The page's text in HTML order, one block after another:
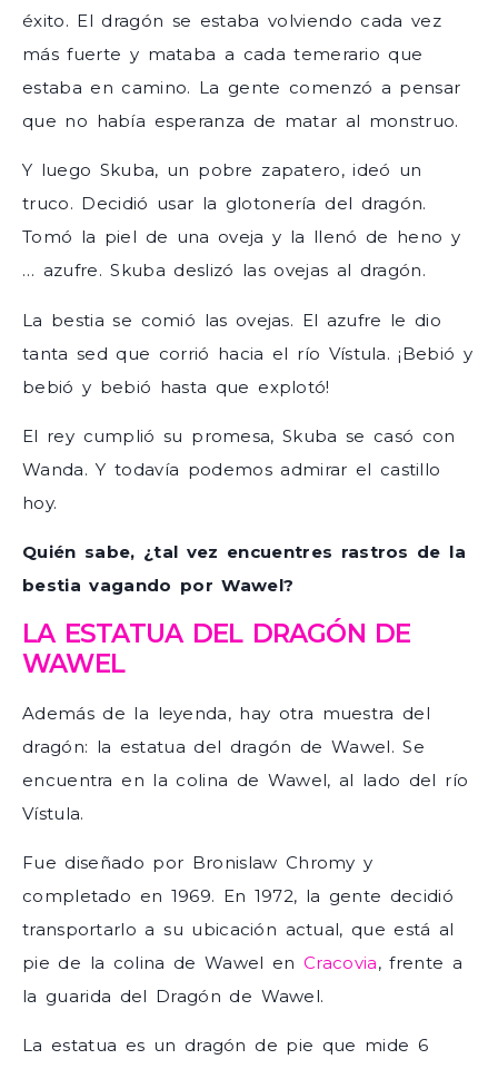
éxito. El dragón se estaba volviendo cada vez
más fuerte y mataba a cada temerario que
estaba en camino. La gente comenzó a pensar
que no había esperanza de matar al monstruo.
Y luego Skuba, un pobre zapatero, ideó un
truco. Decidió usar la glotonería del dragón.
Tomó la piel de una oveja y la llenó de heno y
… azufre. Skuba deslizó las ovejas al dragón.
La bestia se comió las ovejas. El azufre le dio
tanta sed que corrió hacia el río Vístula. ¡Bebió y
bebió y bebió hasta que explotó!
El rey cumplió su promesa, Skuba se casó con
Wanda. Y todavía podemos admirar el castillo
hoy.
Quién sabe, ¿tal vez encuentres rastros de la
bestia vagando por Wawel?
LA ESTATUA DEL DRAGÓN DE
WAWEL
Además de la leyenda, hay otra muestra del
dragón: la estatua del dragón de Wawel. Se
encuentra en la colina de Wawel, al lado del río
Vístula.
Fue diseñado por Bronislaw Chromy y
completado en 1969. En 1972, la gente decidió
transportarlo a su ubicación actual, que está al
pie de la colina de Wawel enCracovia, frente a
la guarida del Dragón de Wawel.
La estatua es un dragón de pie que mide 6